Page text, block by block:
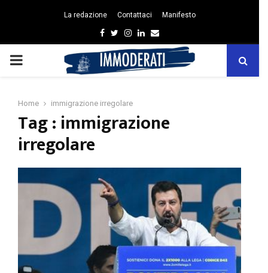
La redazione Contattaci Manifesto
Facebook
Twitter
Instagram
Linkedin
Email
PRIMARY
Home immigrazione irregolare
Tag : immigrazione
irregolare